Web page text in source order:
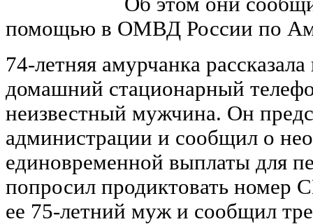
помощью в ОМВД России по
74-летняя амурчанка
домашний стационарный
неизвестный мужчина. Он
администрации и сообщил о
единовременной выплаты для
попросил продиктовать
ее 75-летний муж и сообщил